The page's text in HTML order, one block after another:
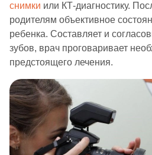
снимки или КТ-диагностику.
родителям объективное
ребенка. Составляет и
зубов, врач проговаривает
предстоящего лечения.